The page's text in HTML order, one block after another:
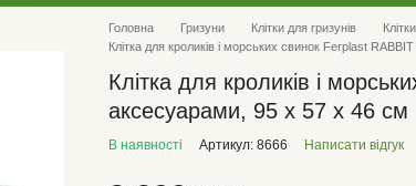
Головна Гризуни Клітки для гризунів
Клітка для кроликів і морських свинок Ferplast
Клітка для кроликів і
аксесуарами, 95 х 57 х 46 см
В наявності Артикул: 8666 Написати відгук